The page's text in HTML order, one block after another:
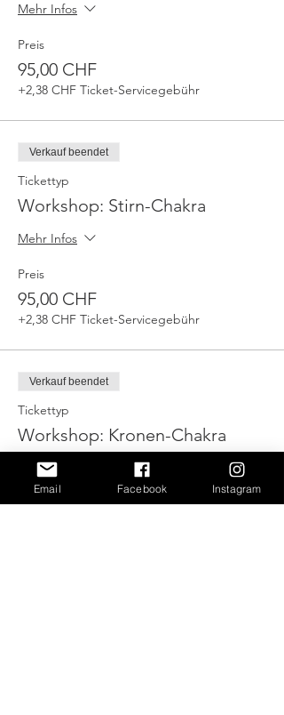
Mehr Infos
Preis
95,00 CHF
+2,38 CHF Ticket-Servicegebühr
Verkauf beendet
Tickettyp
Workshop: Stirn-Chakra
Mehr Infos
Preis
95,00 CHF
+2,38 CHF Ticket-Servicegebühr
Verkauf beendet
Tickettyp
Workshop: Kronen-Chakra
Mehr Infos
Preis
Email Facebook Instagram